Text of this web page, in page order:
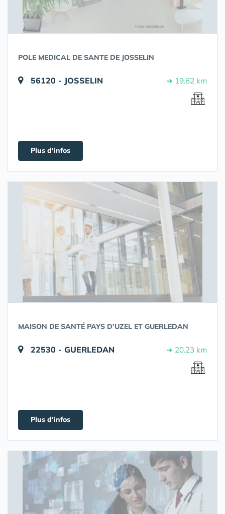
POLE MEDICAL DE SANTE DE JOSSELIN
56120 - JOSSELIN ➔ 19.82 km
Plus d'infos
MAISON DE SANTÉ PAYS D'UZEL ET GUERLEDAN
22530 - GUERLEDAN ➔ 20.23 km
Plus d'infos